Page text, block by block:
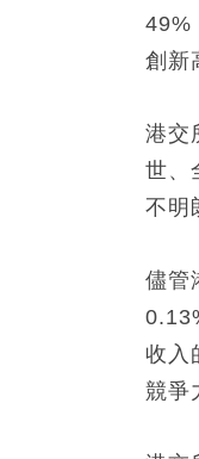
49%
創新
港交
世、
不明
儘管
收入
競爭